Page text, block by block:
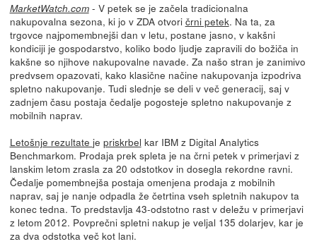
MarketWatch.com- V petek se je začela tradicionalna
nakupovalna sezona, ki jo v ZDA otvori črni petek. Na ta, za
trgovce najpomembnejši dan v letu, postane jasno, v kakšni
kondiciji je gospodarstvo, koliko bodo ljudje zapravili do božiča in
kakšne so njihove nakupovalne navade. Za našo stran je zanimivo
predvsem opazovati, kako klasične načine nakupovanja izpodriva
spletno nakupovanje. Tudi slednje se deli v več generacij, saj v
zadnjem času postaja čedalje pogosteje spletno nakupovanje z
mobilnih naprav.
Letošnje rezultate je priskrbel kar IBM z Digital Analytics
Benchmarkom. Prodaja prek spleta je na črni petek v primerjavi z
lanskim letom zrasla za 20 odstotkov in dosegla rekordne ravni.
Čedalje pomembnejša postaja omenjena prodaja z mobilnih
naprav, saj je nanje odpadla že četrtina vseh spletnih nakupov ta
konec tedna. To predstavlja 43-odstotno rast v deležu v primerjavi
z letom 2012. Povprečni spletni nakup je veljal 135 dolarjev, kar je
za dva odstotka več kot lani.